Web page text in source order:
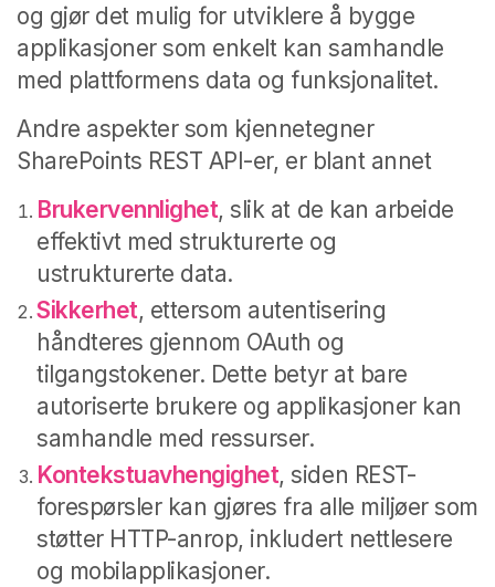
og gjør det mulig for utviklere å bygge
applikasjoner som enkelt kan samhandle
med plattformens data og funksjonalitet.
Andre aspekter som kjennetegner
SharePoints REST API-er, er blant annet
Brukervennlighet, slik at de kan arbeide
effektivt med strukturerte og
ustrukturerte data.
Sikkerhet, ettersom autentisering
håndteres gjennom OAuth og
tilgangstokener. Dette betyr at bare
autoriserte brukere og applikasjoner kan
samhandle med ressurser.
Kontekstuavhengighet, siden REST-
forespørsler kan gjøres fra alle miljøer som
støtter HTTP-anrop, inkludert nettlesere
og mobilapplikasjoner.